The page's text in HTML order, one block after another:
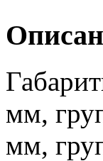
мм,
мм,